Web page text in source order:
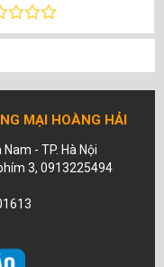
MẠI HOÀNG HẢI
- TP. Hà Nội
3, 0913225494